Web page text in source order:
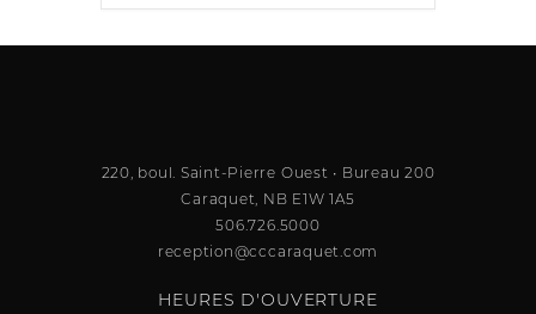
220, boul. Saint-Pierre Ouest • Bureau 200
Caraquet, NB E1W 1A5
506.726.5000
reception@cccaraquet.com
HEURES D'OUVERTURE